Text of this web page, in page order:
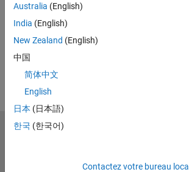
Residence Inn Dallas/Plano Legacy
5001 Whitestone Lane
Plano, TX 75024
United States
(972) 473-6761
Australia (English)
India (English)
New Zealand (English)
中国
简体中文
English
日本 (日本語)
한국 (한국어)
Contactez votre bureau local
MathWorks